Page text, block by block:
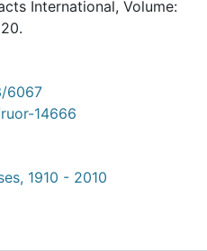
International, Volume:
6067
14666
1910 - 2010